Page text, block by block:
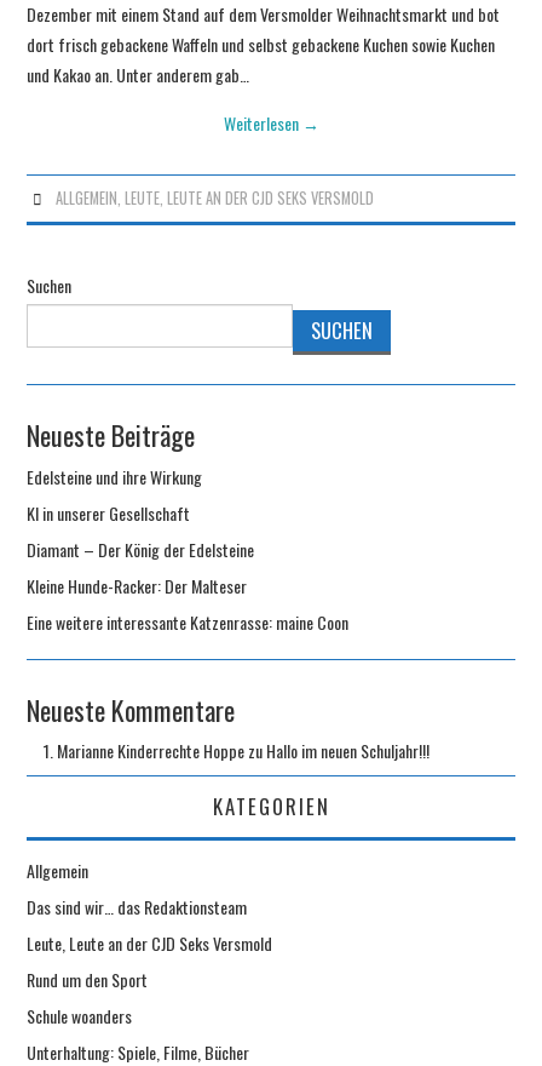
Dezember mit einem Stand auf dem Versmolder Weihnachtsmarkt und bot
dort frisch gebackene Waffeln und selbst gebackene Kuchen sowie Kuchen
und Kakao an. Unter anderem gab…
Weiterlesen →
ALLGEMEIN, LEUTE, LEUTE AN DER CJD SEKS VERSMOLD
Suchen
SUCHEN
Neueste Beiträge
Edelsteine und ihre Wirkung
KI in unserer Gesellschaft
Diamant – Der König der Edelsteine
Kleine Hunde-Racker: Der Malteser
Eine weitere interessante Katzenrasse: maine Coon
Neueste Kommentare
Marianne Kinderrechte HoppezuHallo im neuen Schuljahr!!!
KATEGORIEN
Allgemein
Das sind wir… das Redaktionsteam
Leute, Leute an der CJD Seks Versmold
Rund um den Sport
Schule woanders
Unterhaltung: Spiele, Filme, Bücher